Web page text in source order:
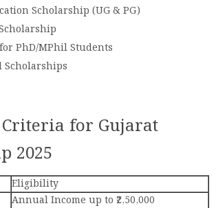
Scholarship (UG & PG)
PhD/MPhil Students
Scholarships
for Gujarat
2025
Eligibility
Annual Income up to ₹2,50,000